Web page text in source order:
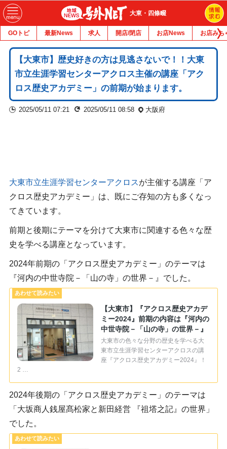
大東・四條畷
GOトピ 最新News 求人 開店/閉店 お店News お店みち
【大東市】歴史好きの方は見逃さないで！！大東
市立生涯学習センターアクロス主催の講座「アク
ロス歴史アカデミー」の前期が始まります。
2025/05/11 07:21 2025/05/11 08:58 大阪府
大東市立生涯学習センターアクロスが主催する講座「ア
クロス歴史アカデミー」は、既にご存知の方も多くなっ
てきています。
前期と後期にテーマを分けて大東市に関連する色々な歴
史を学べる講座となっています。
2024年前期の「アクロス歴史アカデミー」のテーマは
『河内の中世寺院－「山の寺」の世界－』でした。
【大東市】『アクロス歴史アカデ
ミー2024』前期の内容は『河内の
中世寺院－「山の寺」の世界－』
大東市の色々な分野の歴史を学べる大
東市立生涯学習センターアクロスの講
座『アクロス歴史アカデミー2024』！
2 …
2024年後期の「アクロス歴史アカデミー」のテーマは
「大坂商人銭屋髙松家と新田経営 『祖塔之記』の世界」
でした。